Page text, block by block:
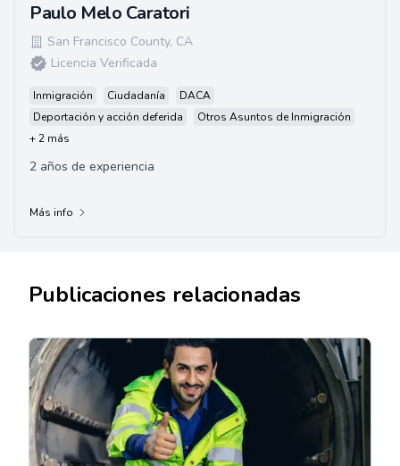
Paulo Melo Caratori
San Francisco County, CA
Licencia Verificada
Inmigración Ciudadanía
DACA
Deportación y acción deferida
Otros Asuntos de Inmigración
+ 2 más
2 años de experiencia
Más info
Publicaciones relacionadas